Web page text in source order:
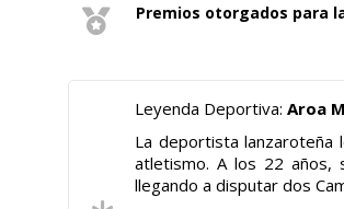
Premios otorgados para
Leyenda Deportiva: Aroa
La deportista
atletismo. A los 22 años,
llegando a disputar dos